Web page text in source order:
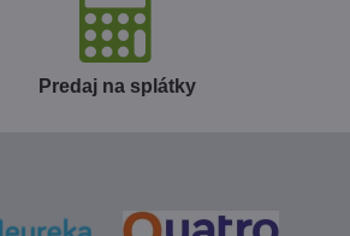
Predaj na splátky